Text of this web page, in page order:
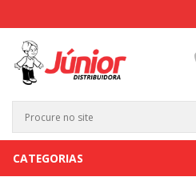
CATEGORIAS